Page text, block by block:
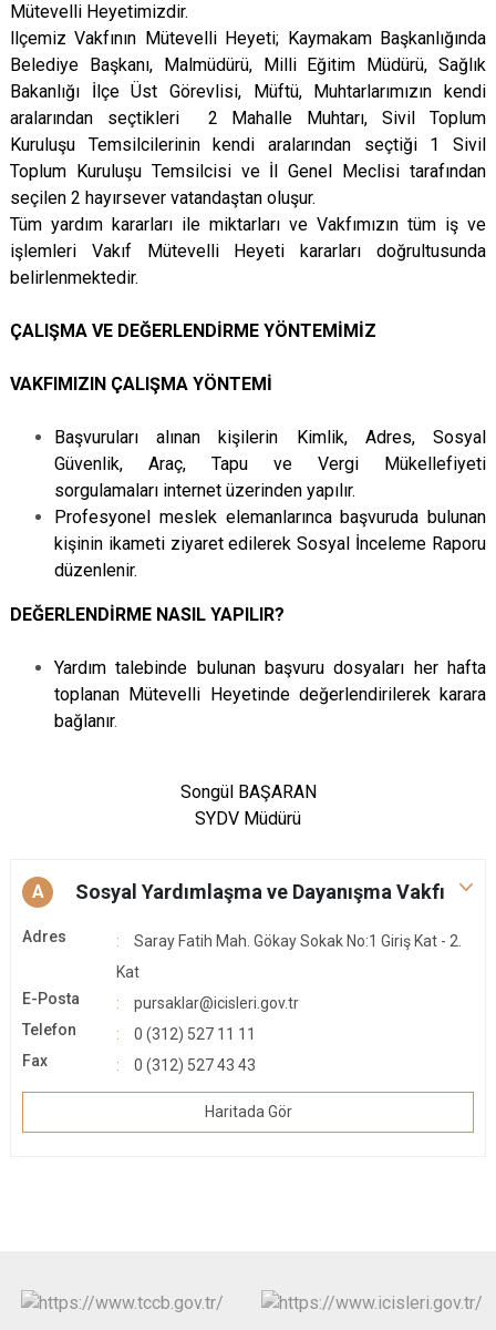
Mütevelli Heyetimizdir.
llçemiz Vakfının Mütevelli Heyeti; Kaymakam Başkanlığında
Belediye Başkanı, Malmüdürü, Milli Eğitim Müdürü, Sağlık
Bakanlığı İlçe Üst Görevlisi, Müftü, Muhtarlarımızın kendi
aralarından seçtikleri 2 Mahalle Muhtarı, Sivil Toplum
Kuruluşu Temsilcilerinin kendi aralarından seçtiği 1 Sivil
Toplum Kuruluşu Temsilcisi ve İl Genel Meclisi tarafından
seçilen 2 hayırsever vatandaştan oluşur.
Tüm yardım kararları ile miktarları ve Vakfımızın tüm iş ve
işlemleri Vakıf Mütevelli Heyeti kararları doğrultusunda
belirlenmektedir.
ÇALIŞMA VE DEĞERLENDİRME YÖNTEMİMİZ
VAKFIMIZIN ÇALIŞMA YÖNTEMİ
Başvuruları alınan kişilerin Kimlik, Adres, Sosyal
Güvenlik, Araç, Tapu ve Vergi Mükellefiyeti
sorgulamaları internet üzerinden yapılır.
Profesyonel meslek elemanlarınca başvuruda bulunan
kişinin ikameti ziyaret edilerek Sosyal İnceleme Raporu
düzenlenir.
DEĞERLENDİRME NASIL YAPILIR?
Yardım talebinde bulunan başvuru dosyaları her hafta
toplanan Mütevelli Heyetinde değerlendirilerek karara
bağlanır.
Songül BAŞARAN
SYDV Müdürü
A Sosyal Yardımlaşma ve Dayanışma Vakfı
Adres
Saray Fatih Mah. Gökay Sokak No:1 Giriş Kat - 2.
Kat
E-Posta
pursaklar@icisleri.gov.tr
Telefon
0 (312) 527 11 11
Fax
0 (312) 527 43 43
Haritada Gör